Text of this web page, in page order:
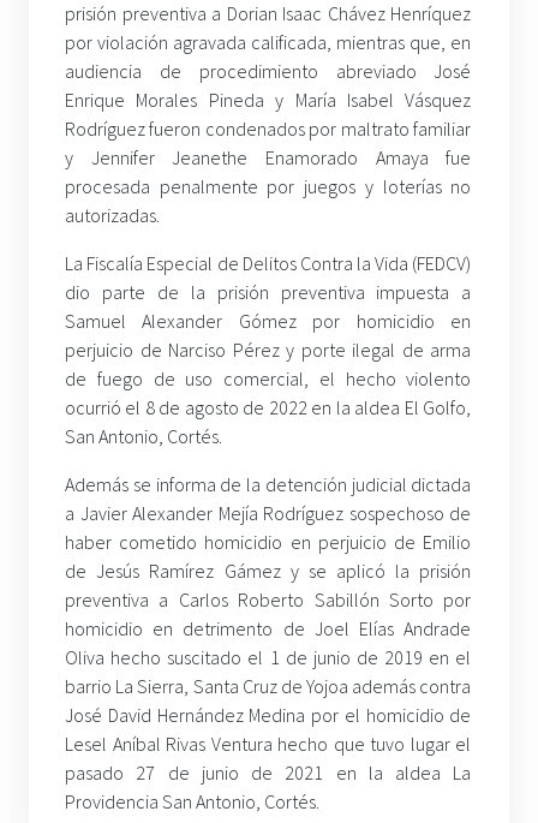
prisión preventiva a Dorian Isaac Chávez Henríquez
por violación agravada calificada, mientras que, en
audiencia de procedimiento abreviado José
Enrique Morales Pineda y María Isabel Vásquez
Rodríguez fueron condenados por maltrato familiar
y Jennifer Jeanethe Enamorado Amaya fue
procesada penalmente por juegos y loterías no
autorizadas.
La Fiscalía Especial de Delitos Contra la Vida (FEDCV)
dio parte de la prisión preventiva impuesta a
Samuel Alexander Gómez por homicidio en
perjuicio de Narciso Pérez y porte ilegal de arma
de fuego de uso comercial, el hecho violento
ocurrió el 8 de agosto de 2022 en la aldea El Golfo,
San Antonio, Cortés.
Además se informa de la detención judicial dictada
a Javier Alexander Mejía Rodríguez sospechoso de
haber cometido homicidio en perjuicio de Emilio
de Jesús Ramírez Gámez y se aplicó la prisión
preventiva a Carlos Roberto Sabillón Sorto por
homicidio en detrimento de Joel Elías Andrade
Oliva hecho suscitado el 1 de junio de 2019 en el
barrio La Sierra, Santa Cruz de Yojoa además contra
José David Hernández Medina por el homicidio de
Lesel Aníbal Rivas Ventura hecho que tuvo lugar el
pasado 27 de junio de 2021 en la aldea La
Providencia San Antonio, Cortés.